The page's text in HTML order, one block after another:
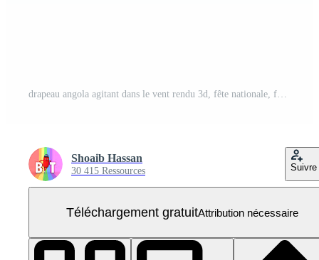
drapeau angola agitant dans le vent rendu 3d, fête nationale, fête de l'indépendance PNG Gratuit
Shoaib Hassan
30 415 Ressources Suivre
Téléchargement gratuitAttribution nécessaire